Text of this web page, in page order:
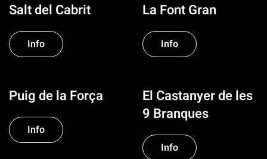
Salt del Cabrit
Info
La Font Gran
Info
Puig de la Força
Info
El Castanyer de les
9 Branques
Info